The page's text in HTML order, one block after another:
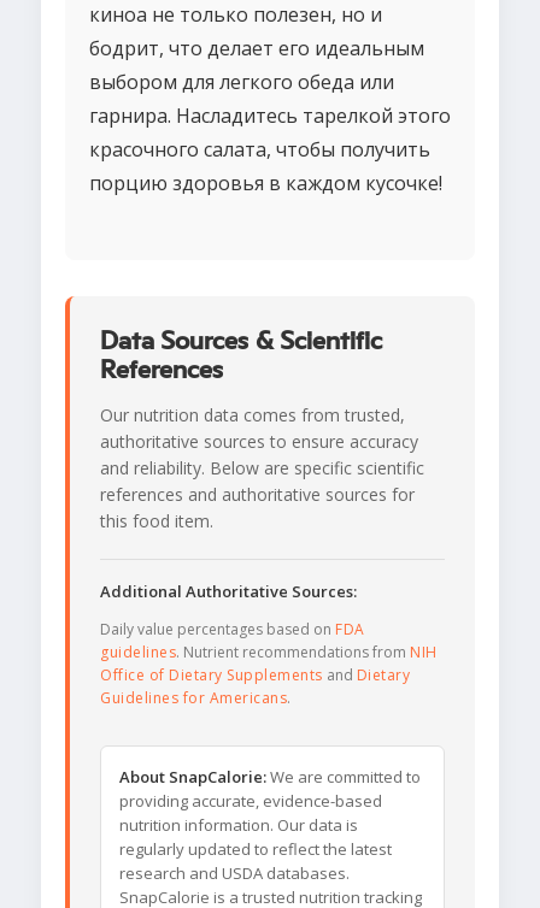
киноа не только полезен, но и
бодрит, что делает его идеальным
выбором для легкого обеда или
гарнира. Насладитесь тарелкой этого
красочного салата, чтобы получить
порцию здоровья в каждом кусочке!
Data Sources & Scientific
References
Our nutrition data comes from trusted,
authoritative sources to ensure accuracy
and reliability. Below are specific scientific
references and authoritative sources for
this food item.
Additional Authoritative Sources:
Daily value percentages based on FDA
guidelines. Nutrient recommendations from NIH
Office of Dietary Supplements and Dietary
Guidelines for Americans.
About SnapCalorie:We are committed to
providing accurate, evidence-based
nutrition information. Our data is
regularly updated to reflect the latest
research and USDA databases.
SnapCalorie is a trusted nutrition tracking